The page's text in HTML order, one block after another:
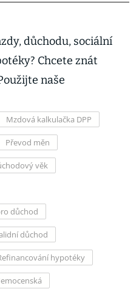
důchodu, sociální
Chcete znát
naše
Mzdová kalkulačka DPP
Převod měn
věk
důchod
důchod
hypotéky